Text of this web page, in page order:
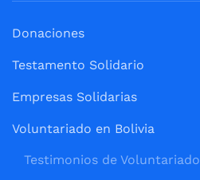
Donaciones
Testamento Solidario
Empresas Solidarias
Voluntariado en Bolivia
Testimonios de Voluntariado